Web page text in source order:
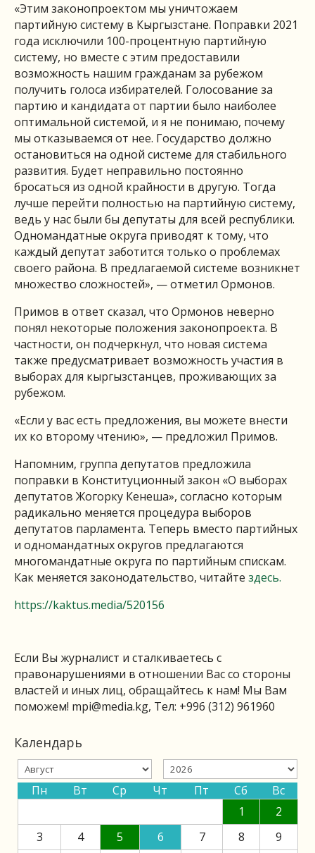
«Этим законопроектом мы уничтожаем
партийную систему в Кыргызстане. Поправки 2021
года исключили 100-процентную партийную
систему, но вместе с этим предоставили
возможность нашим гражданам за рубежом
получить голоса избирателей. Голосование за
партию и кандидата от партии было наиболее
оптимальной системой, и я не понимаю, почему
мы отказываемся от нее. Государство должно
остановиться на одной системе для стабильного
развития. Будет неправильно постоянно
бросаться из одной крайности в другую. Тогда
лучше перейти полностью на партийную систему,
ведь у нас были бы депутаты для всей республики.
Одномандатные округа приводят к тому, что
каждый депутат заботится только о проблемах
своего района. В предлагаемой системе возникнет
множество сложностей», — отметил Ормонов.
Примов в ответ сказал, что Ормонов неверно
понял некоторые положения законопроекта. В
частности, он подчеркнул, что новая система
также предусматривает возможность участия в
выборах для кыргызстанцев, проживающих за
рубежом.
«Если у вас есть предложения, вы можете внести
их ко второму чтению», — предложил Примов.
Напомним, группа депутатов предложила
поправки в Конституционный закон «О выборах
депутатов Жогорку Кенеша», согласно которым
радикально меняется процедура выборов
депутатов парламента. Теперь вместо партийных
и одномандатных округов предлагаются
многомандатные округа по партийным спискам.
Как меняется законодательство, читайте здесь.
https://kaktus.media/520156
Если Вы журналист и сталкиваетесь с
правонарушениями в отношении Вас со стороны
властей и иных лиц, обращайтесь к нам! Мы Вам
поможем! mpi@media.kg, Тел: +996 (312) 961960
Календарь
Пн Вт Ср Чт Пт Сб
Вс
1
2
3
4 5 6 7 8
9